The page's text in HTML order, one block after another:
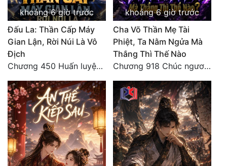
khoảng 6 giờ trước
Đấu La: Thần Cấp Máy
Gian Lận, Rời Núi Là Vô
Địch
Chương 450 Huấn luyện thực chiến, Long Linh Cơ đối chiến bốn người Cổ Nguyệt và Vũ Lân!
khoảng 6 giờ trước
Cha Võ Thần Mẹ Tài
Phiệt, Ta Nằm Ngửa Mà
Thắng Thì Thế Nào
Chương 918 Chúc ngươi may mắn! Ca môn cũng là sắt thép thẳng nam!